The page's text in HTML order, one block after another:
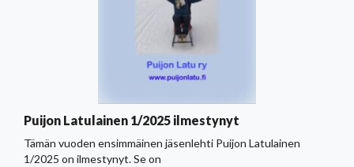
Puijon Latulainen 1/2025 ilmestynyt
Tämän vuoden ensimmäinen jäsenlehti Puijon Latulainen
1/2025 on ilmestynyt. Se on